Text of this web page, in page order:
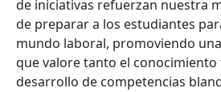
de iniciativas refuerzan nuestra
de preparar a los estudiantes
mundo laboral, promoviendo
que valore tanto el conocimiento
desarrollo de competencias